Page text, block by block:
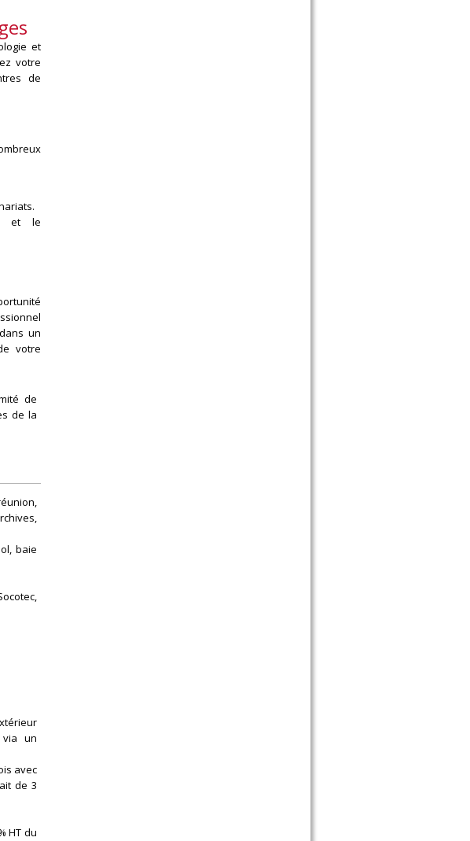
et
votre
de
et le
un
votre
de
de la
baie
via un
avec
de 3
HT du